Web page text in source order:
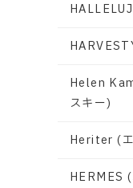
Helen
スキー)
Heriter (
HERMES